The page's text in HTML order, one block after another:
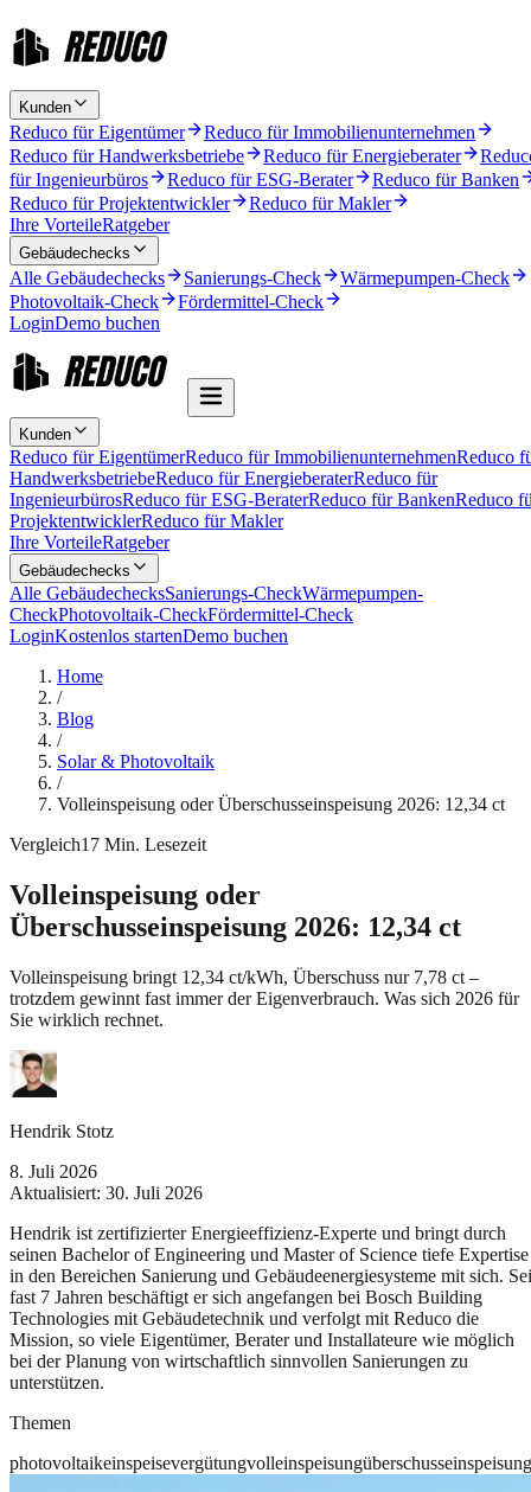
Kunden
Reduco für Eigentümer
Reduco für Immobilienunternehmen
Reduco für Handwerksbetriebe
Reduco für Energieberater
für Ingenieurbüros
Reduco für ESG-Berater
Reduco für Banken
Reduco für Projektentwickler
Reduco für Makler
Ihre VorteileRatgeber
Gebäudechecks
Alle Gebäudechecks Sanierungs-Check
Wärmepumpen-Check
Photovoltaik-Check
Fördermittel-Check
LoginDemo buchen
Kunden
Reduco für EigentümerReduco für ImmobilienunternehmenReduco
HandwerksbetriebeReduco für EnergieberaterReduco für
IngenieurbürosReduco für ESG-BeraterReduco für BankenReduco
ProjektentwicklerReduco für Makler
Ihre VorteileRatgeber
Gebäudechecks
Alle GebäudechecksSanierungs-CheckWärmepumpen-
CheckPhotovoltaik-CheckFördermittel-Check
LoginKostenlos startenDemo buchen
Home
/
Blog
/
Solar & Photovoltaik
/
Volleinspeisung oder Überschusseinspeisung 2026: 12,34 ct
Vergleich17 Min. Lesezeit
Volleinspeisung oder
Überschusseinspeisung 2026: 12,34 ct
Volleinspeisung bringt 12,34 ct/kWh, Überschuss nur 7,78 ct –
trotzdem gewinnt fast immer der Eigenverbrauch. Was sich 2026 für
Sie wirklich rechnet.
Hendrik Stotz
8. Juli 2026
Aktualisiert: 30. Juli 2026
Hendrik ist zertifizierter Energieeffizienz-Experte und bringt durch
seinen Bachelor of Engineering und Master of Science tiefe Expertise
in den Bereichen Sanierung und Gebäudeenergiesysteme mit sich.
fast 7 Jahren beschäftigt er sich angefangen bei Bosch Building
Technologies mit Gebäudetechnik und verfolgt mit Reduco die
Mission, so viele Eigentümer, Berater und Installateure wie möglich
bei der Planung von wirtschaftlich sinnvollen Sanierungen zu
unterstützen.
Themen
photovoltaikeinspeisevergütungvolleinspeisungüberschusseinspeisung